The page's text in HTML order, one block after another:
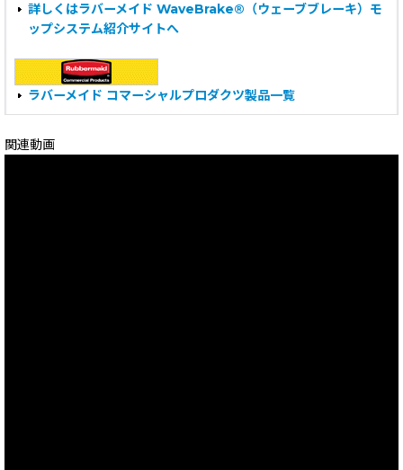
詳しくはラバーメイド WaveBrake®（ウェーブブレーキ）モ
ップシステム紹介サイトへ
ラバーメイド コマーシャルプロダクツ製品一覧
関連動画